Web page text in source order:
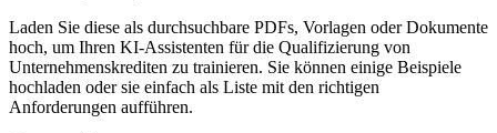
Laden Sie diese als durchsuchbare PDFs, Vorlagen oder Dokumente
hoch, um Ihren KI-Assistenten für die Qualifizierung von
Unternehmenskrediten zu trainieren. Sie können einige Beispiele
hochladen oder sie einfach als Liste mit den richtigen
Anforderungen aufführen.